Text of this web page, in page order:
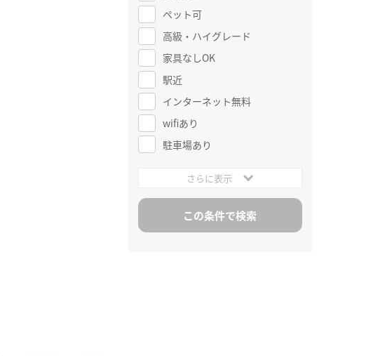
ペット可
高級・ハイグレード
家具なしOK
駅近
インターネット無料
wifiあり
駐車場あり
さらに表示